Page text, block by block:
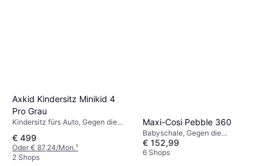
Axkid Kindersitz Minikid 4
Pro Grau
Kindersitz fürs Auto, Gegen die
R129, Waschbarer Bezug,
Verstellbare Kopfstütze, Seitlicher
Aufprallschutz (ASIP)
€ 499
Oder € 87,24/Mon.¹
2 Shops
Maxi-Cosi Pebble 360
Babyschale, Gegen die
Fahrtrichtung, UN R129, i-Size,
Seitlicher Aufprallschutz (ASIP),
€ 152,99
6 Shops